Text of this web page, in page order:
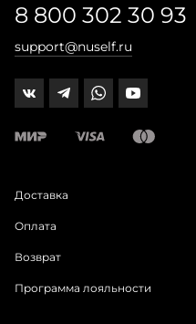
8 800 302 30 93
support@nuself.ru
Доставка
Оплата
Возврат
Программа лояльности